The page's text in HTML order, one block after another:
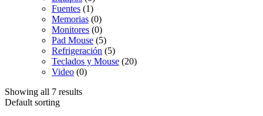
Fuentes (1)
Memorias (0)
Monitores (0)
Pad Mouse (5)
Refrigeración (5)
Teclados y Mouse (20)
Video (0)
Showing all 7 results
Default sorting